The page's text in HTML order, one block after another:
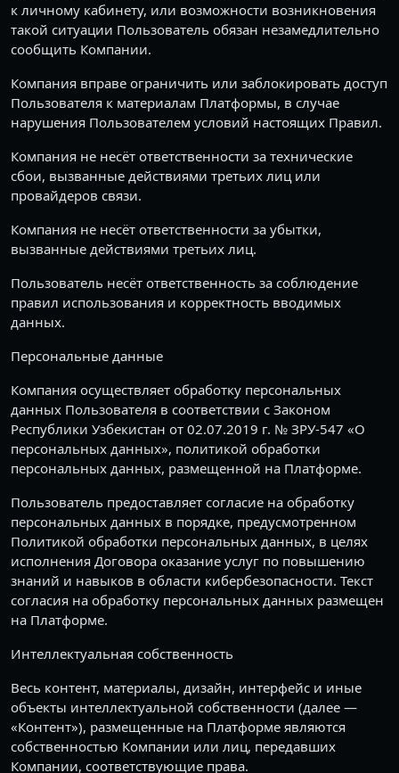
к личному кабинету, или возможности возникновения
такой ситуации Пользователь обязан незамедлительно
сообщить Компании.
Компания вправе ограничить или заблокировать доступ
Пользователя к материалам Платформы, в случае
нарушения Пользователем условий настоящих Правил.
Компания не несёт ответственности за технические
сбои, вызванные действиями третьих лиц или
провайдеров связи.
Компания не несёт ответственности за убытки,
вызванные действиями третьих лиц.
Пользователь несёт ответственность за соблюдение
правил использования и корректность вводимых
данных.
Персональные данные
Компания осуществляет обработку персональных
данных Пользователя в соответствии с Законом
Республики Узбекистан от 02.07.2019 г. № ЗРУ-547 «О
персональных данных», политикой обработки
персональных данных, размещенной на Платформе.
Пользователь предоставляет согласие на обработку
персональных данных в порядке, предусмотренном
Политикой обработки персональных данных, в целях
исполнения Договора оказание услуг по повышению
знаний и навыков в области кибербезопасности. Текст
согласия на обработку персональных данных размещен
на Платформе.
Интеллектуальная собственность
Весь контент, материалы, дизайн, интерфейс и иные
объекты интеллектуальной собственности (далее —
«Контент»), размещенные на Платформе являются
собственностью Компании или лиц, передавших
Компании, соответствующие права.